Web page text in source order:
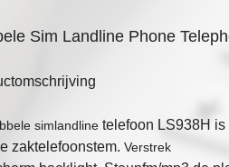
Sim Landline Phone
simlandline telefoon LS938H
zaktelefoonstem. Verstrek